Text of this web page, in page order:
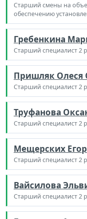
Старший смены на
обеспечению
Гребенкина
Старший специалист 2
Пришляк Олеся
Старший специалист 2
Труфанова
Старший специалист 2
Мещерских
Старший специалист 2
Вайсилова
Старший специалист 2